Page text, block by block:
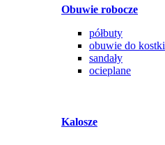
Obuwie robocze
półbuty
obuwie do kostki
sandały
ocieplane
Kalosze